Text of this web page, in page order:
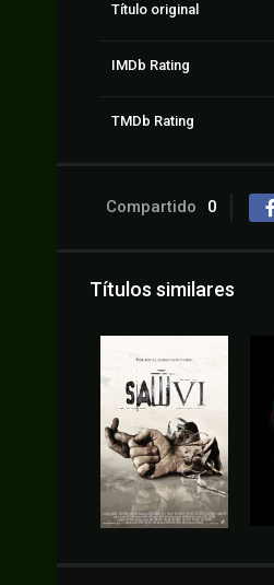
Título original
IMDb Rating
TMDb Rating
Compartido 0
Títulos similares